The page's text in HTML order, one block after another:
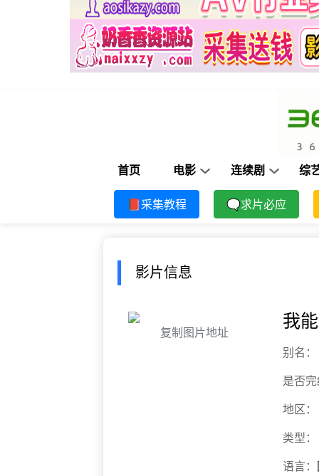
首页 电影 连续剧 综
📕采集教程 🗨求片必应
影片信息
复制图片地址
我
别名：
是否
地区：
类型：
语言：